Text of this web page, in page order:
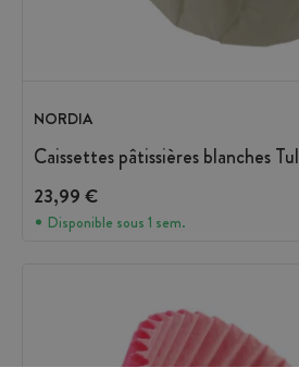
NORDIA
Caissettes pâtissières blanches
23,99 €
Disponible sous 1 sem.